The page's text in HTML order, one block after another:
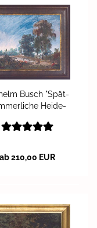
Busch "Spät­
Hei­de­
ab 210,00 EUR